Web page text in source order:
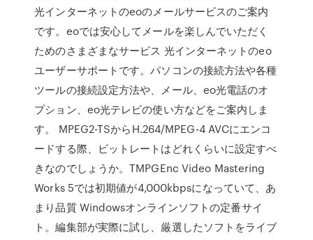
光インターネットのeoのメールサービスのご案内
です。eoでは安心してメールを楽しんでいただく
ためのさまざまなサービス 光インターネットのeo
ユーザーサポートです。パソコンの接続方法や各種
ツールの接続設定方法や、メール、eo光電話のオ
プション、eo光テレビの使い方などをご案内しま
す。 MPEG2-TSからH.264/MPEG-4 AVCにエンコ
ードする際、ビットレートはどれくらいに設定すべ
きなのでしょうか。TMPGEnc Video Mastering
Works 5では初期値が4,000kbpsになっていて、あ
まり品質 Windowsオンラインソフトの定番サイ
ト。編集部が実際に試し、厳選したソフトをライブ